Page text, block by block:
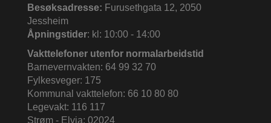
Besøksadresse: Furusethgata 12, 2050
Jessheim
Åpningstider: kl: 10:00 - 14:00
Vakttelefoner utenfor normalarbeidstid
Barnevernvakten: 64 99 32 70
Fylkesveger: 175
Kommunal vakttelefon: 66 10 80 80
Legevakt: 116 117
Strøm - Elvia: 02024